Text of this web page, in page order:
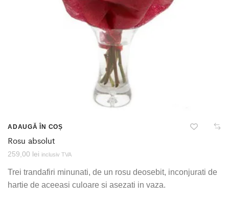
ADAUGĂ ÎN COȘ
Rosu absolut
259,00 lei inclusiv TVA
Trei trandafiri minunati, de un rosu deosebit, inconjurati de
hartie de aceeasi culoare si asezati in vaza.